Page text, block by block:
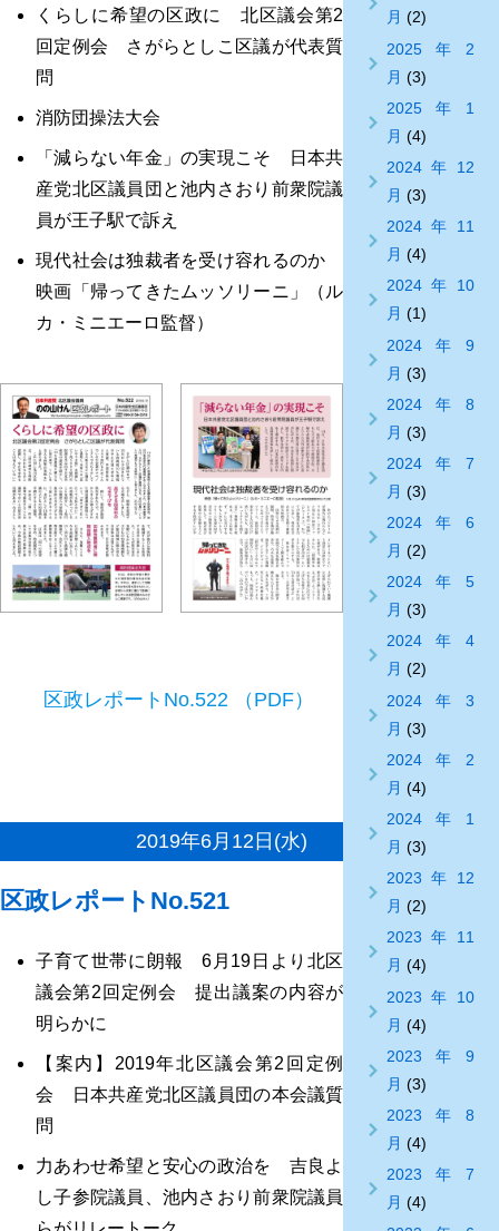
くらしに希望の区政に 北区議会第2
回定例会 さがらとしこ区議が代表質
問
消防団操法大会
「減らない年金」の実現こそ 日本共
産党北区議員団と池内さおり前衆院議
員が王子駅で訴え
現代社会は独裁者を受け容れるのか
映画「帰ってきたムッソリーニ」（ル
カ・ミニエーロ監督）
区政レポートNo.522 （PDF）
2019年6月12日(水)
区政レポートNo.521
子育て世帯に朗報 6月19日より北区
議会第2回定例会 提出議案の内容が
明らかに
【案内】2019年北区議会第2回定例
会 日本共産党北区議員団の本会議質
問
力あわせ希望と安心の政治を 吉良よ
し子参院議員、池内さおり前衆院議員
月 (2)
2025年2
月 (3)
2025年1
月 (4)
2024年12
月 (3)
2024年11
月 (4)
2024年10
月 (1)
2024年9
月 (3)
2024年8
月 (3)
2024年7
月 (3)
2024年6
月 (2)
2024年5
月 (3)
2024年4
月 (2)
2024年3
月 (3)
2024年2
月 (4)
2024年1
月 (3)
2023年12
月 (2)
2023年11
月 (4)
2023年10
月 (4)
2023年9
月 (3)
2023年8
月 (4)
2023年7
月 (4)